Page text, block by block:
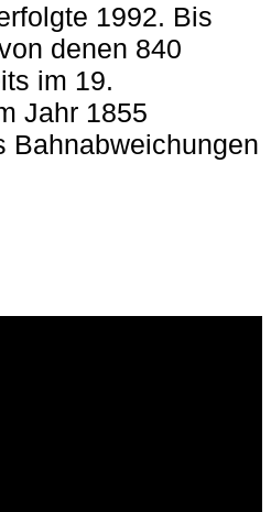
1992. Bis
denen 840
im 19.
Jahr 1855
Bahnabweichungen